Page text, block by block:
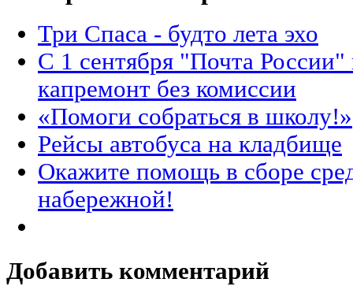
Три Спаса - будто лета эхо
С 1 сентября "Почта
капремонт без комиссии
«Помоги собраться в школу!»
Рейсы автобуса на кладбище
Окажите помощь в сборе
набережной!
Добавить комментарий